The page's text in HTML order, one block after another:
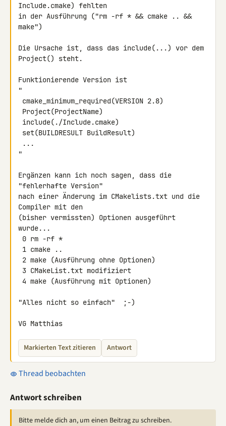
Include.cmake) fehlten
in der Ausführung ("rm -rf * && cmake .. &&
make")
Die Ursache ist, dass das include(...) vor dem
Project() steht.
Funktionierende Version ist
"
"
Ergänzen kann ich noch sagen, dass die
"fehlerhafte Version"
nach einer Änderung im CMakelists.txt und die
Compiler mit den
(bisher vermissten) Optionen ausgeführt
wurde...
"Alles nicht so einfach"  ;-)
VG Matthias
Markierten Text zitieren Antwort
Thread beobachten
Antwort schreiben
Bitte melde dich an, um einen Beitrag zu schreiben.